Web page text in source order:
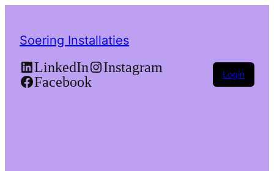
Soering Installaties
LinkedIn
Instagram
Facebook
Login